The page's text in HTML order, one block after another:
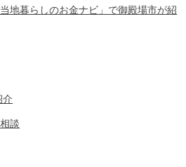
地暮らしのお金ナビ」で御殿場市が紹
介
談